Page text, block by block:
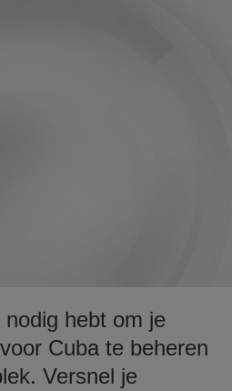
hebt om je
Cuba te beheren
Versnel je